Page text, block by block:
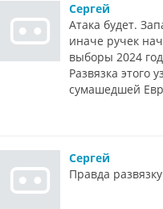
Сергей
Атака будет.
иначе ручек
выборы 2024
Развязка этого
сумашедшей
Сергей
Правда